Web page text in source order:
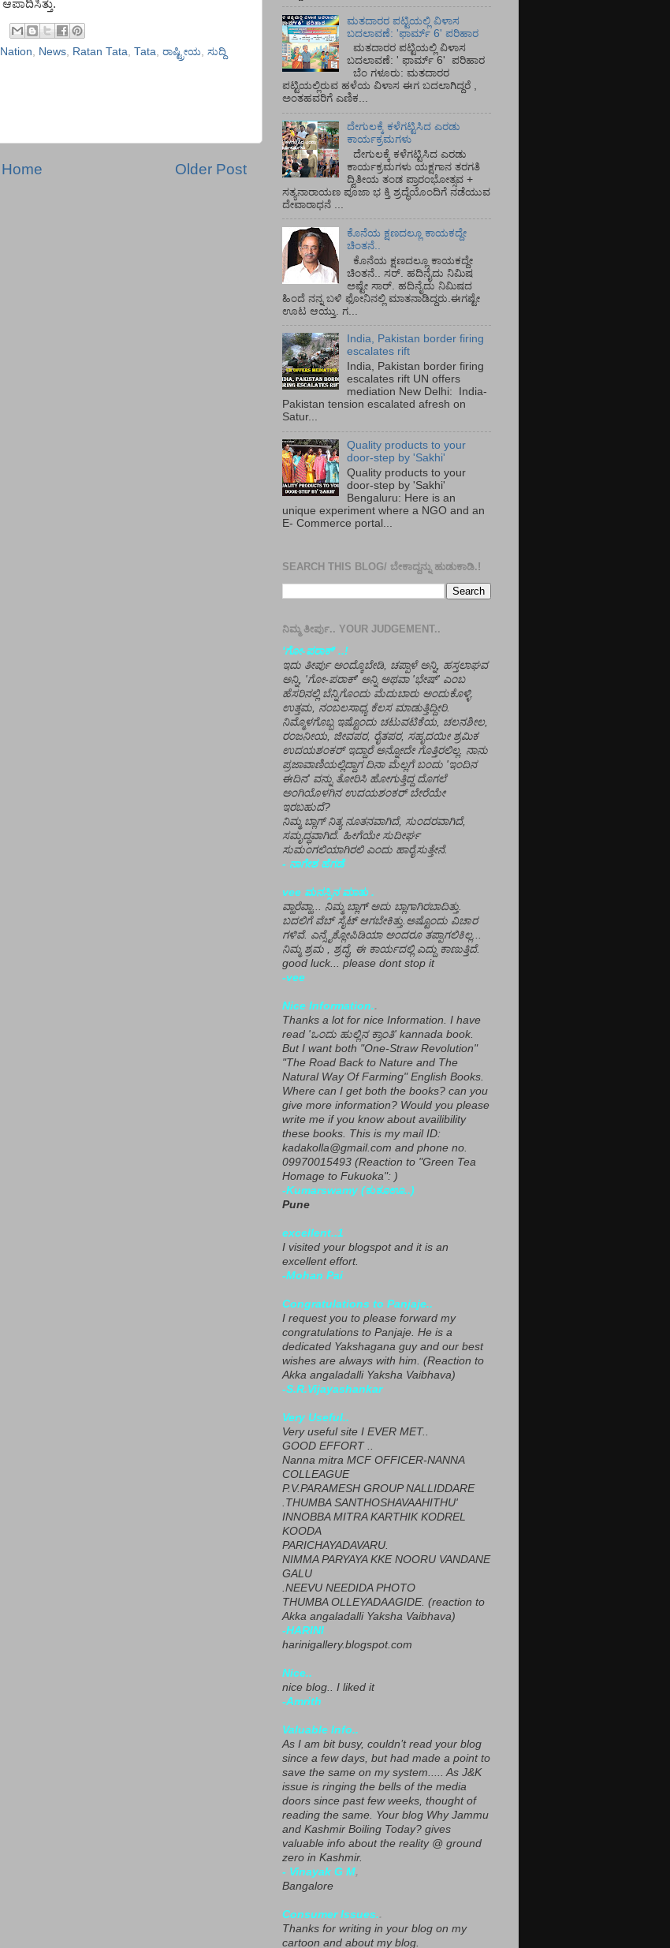
ಆಪಾದಿಸಿತ್ತು.
Nation News Ratan Tata Tata ರಾಷ್ಟ್ರೀಯ ಸುದ್ದಿ
Older Post
Home
ಮತದಾರರ ಪಟ್ಟಿಯಲ್ಲಿ ವಿಳಾಸ
ಬದಲಾವಣೆ: 'ಫಾರ್ಮ್ 6' ಪರಿಹಾರ
ಮತದಾರರ ಪಟ್ಟಿಯಲ್ಲಿ ವಿಳಾಸ
ಬದಲಾವಣೆ: ' ಫಾರ್ಮ್ 6' ಪರಿಹಾರ
ಬೆಂ ಗಳೂರು: ಮತದಾರರ
ಪಟ್ಟಿಯಲ್ಲಿರುವ ಹಳೆಯ ವಿಳಾಸ ಈಗ ಬದಲಾಗಿದ್ದರೆ ,
ಅಂತಹವರಿಗೆ ಎಣಿಕ...
ದೇಗುಲಕ್ಕೆ ಕಳೆಗಟ್ಟಿಸಿದ ಎರಡು
ಕಾರ್ಯಕ್ರಮಗಳು
ದೇಗುಲಕ್ಕೆ ಕಳೆಗಟ್ಟಿಸಿದ ಎರಡು
ಕಾರ್ಯಕ್ರಮಗಳು ಯಕ್ಷಗಾನ ತರಗತಿ
ದ್ವಿತೀಯ ತಂಡ ಪ್ರಾರಂಭೋತ್ಸವ +
ಸತ್ಯನಾರಾಯಣ ಪೂಜಾ ಭ ಕ್ತಿ ಶ್ರದ್ಧೆಯೊಂದಿಗೆ ನಡೆಯುವ
ದೇವಾರಾಧನೆ ...
ಕೊನೆಯ ಕ್ಷಣದಲ್ಲೂ ಕಾಯಕದ್ದೇ
ಚಿಂತನೆ..
ಕೊನೆಯ ಕ್ಷಣದಲ್ಲೂ ಕಾಯಕದ್ದೇ
ಚಿಂತನೆ.. ಸರ್.‌ ಹದಿನೈದು ನಿಮಿಷ
ಅಷ್ಟೇ ಸಾರ್.‌ ಹದಿನೈದು ನಿಮಿಷದ
ಹಿಂದೆ ನನ್ನ ಬಳಿ ಫೋನಿನಲ್ಲಿ ಮಾತನಾಡಿದ್ದರು.ಈಗಷ್ಟೇ
ಊಟ ಆಯ್ತು. ಗ...
India, Pakistan border firing
escalates rift
India, Pakistan border firing
escalates rift UN offers
mediation New Delhi: India-
Pakistan tension escalated afresh on
Satur...
Quality products to your
door-step by 'Sakhi'
Quality products to your
door-step by 'Sakhi'
Bengaluru: Here is an
unique experiment where a NGO and an
E- Commerce portal...
SEARCH THIS BLOG/ ಬೇಕಾದ್ದನ್ನು ಹುಡುಕಾಡಿ.!
ನಿಮ್ಮ ತೀರ್ಪು.. YOUR JUDGEMENT..
'ಗೋ-ಪರಾಕ್' ..!
ಇದು ತೀರ್ಪು ಅಂದ್ಕೊಬೇಡಿ, ಚಪ್ಪಾಳೆ ಅನ್ನಿ, ಹಸ್ತಲಾಘವ
ಅನ್ನಿ, 'ಗೋ-ಪರಾಕ್' ಅನ್ನಿ ಅಥವಾ 'ಭೇಷ್' ಎಂಬ
ಹೆಸರಿನಲ್ಲಿ ಬೆನ್ನಿಗೊಂದು ಮೆದುಬಾರು ಅಂದುಕೊಳ್ಳಿ.
ಉತ್ತಮ, ನಂಬಲಸಾಧ್ಯ ಕೆಲಸ ಮಾಡುತ್ತಿದ್ದೀರಿ.
ನಿಮ್ಮೊಳಗೊಬ್ಬ ಇಷ್ಟೊಂದು ಚಟುವಟಿಕೆಯ, ಚಲನಶೀಲ,
ರಂಜನೀಯ, ಜೀವಪರ, ರೈತಪರ, ಸಹೃದಯೀ ಶ್ರಮಿಕ
ಉದಯಶಂಕರ್ ಇದ್ದಾರೆ ಅನ್ನೋದೇ ಗೊತ್ತಿರಲಿಲ್ಲ. ನಾನು
ಪ್ರಜಾವಾಣಿಯಲ್ಲಿದ್ದಾಗ ದಿನಾ ಮೆಲ್ಲಗೆ ಬಂದು 'ಇಂದಿನ
ಈದಿನ' ವನ್ನು ತೋರಿಸಿ ಹೋಗುತ್ತಿದ್ದ ದೊಗಲೆ
ಅಂಗಿಯೊಳಗಿನ ಉದಯಶಂಕರ್ ಬೇರೆಯೇ
ಇರಬಹುದೆ?
ನಿಮ್ಮ ಬ್ಲಾಗ್ ನಿತ್ಯ ನೂತನವಾಗಿದೆ, ಸುಂದರವಾಗಿದೆ,
ಸಮೃದ್ಧವಾಗಿದೆ. ಹೀಗೆಯೇ ಸುದೀರ್ಘ
ಸುಮಂಗಲಿಯಾಗಿರಲಿ ಎಂದು ಹಾರೈಸುತ್ತೇನೆ.
- ನಾಗೇಶ ಹೆಗಡೆ
vee ಮನಸ್ಸಿನ ಮಾತು .
ವ್ಹಾರೆವ್ಹಾ... ನಿಮ್ಮ ಬ್ಲಾಗ್ ಅದು ಬ್ಲಾಗಾಗಿರಬಾದಿತ್ತು.
ಬದಲಿಗೆ ವೆಬ್ ಸೈಟ್ ಆಗಬೇಕಿತ್ತು.ಅಷ್ಟೊಂದು ವಿಚಾರ
ಗಳಿವೆ. ಎನ್ಸೈಕ್ಲೋಪಿಡಿಯಾ ಅಂದರೂ ತಪ್ಪಾಗಲಿಕಿಲ್ಲ...
ನಿಮ್ಮ ಶ್ರಮ , ಶ್ರದ್ಧೆ, ಈ ಕಾರ್ಯದಲ್ಲಿ ಎದ್ದು ಕಾಣುತ್ತಿದೆ.
good luck... please dont stop it
-vee
Nice Information..
Thanks a lot for nice Information. I have
read 'ಒಂದು ಹುಲ್ಲಿನ ಕ್ರಾಂತಿ' kannada book.
But I want both "One-Straw Revolution"
"The Road Back to Nature and The
Natural Way Of Farming" English Books.
Where can I get both the books? can you
give more information? Would you please
write me if you know about availibility
these books. This is my mail ID:
kadakolla@gmail.com and phone no.
09970015493 (Reaction to "Green Tea
Homage to Fukuoka": )
-Kumarswamy (ಕುಕೂಊ..)
Pune
excellent..1
I visited your blogspot and it is an
excellent effort.
-Mohan Pai
Congratulations to Panjaje..
I request you to please forward my
congratulations to Panjaje. He is a
dedicated Yakshagana guy and our best
wishes are always with him. (Reaction to
Akka angaladalli Yaksha Vaibhava)
-S.R.Vijayashankar
Very Useful..
Very useful site I EVER MET..
GOOD EFFORT ..
Nanna mitra MCF OFFICER-NANNA
COLLEAGUE
P.V.PARAMESH GROUP NALLIDDARE
.THUMBA SANTHOSHAVAAHITHU'
INNOBBA MITRA KARTHIK KODREL
KOODA
PARICHAYADAVARU.
NIMMA PARYAYA KKE NOORU VANDANE
GALU
.NEEVU NEEDIDA PHOTO
THUMBA OLLEYADAAGIDE. (reaction to
Akka angaladalli Yaksha Vaibhava)
-HARINI
harinigallery.blogspot.com
Nice..
nice blog.. I liked it
-Amrith
Valuable Info..
As I am bit busy, couldn’t read your blog
since a few days, but had made a point to
save the same on my system..... As J&K
issue is ringing the bells of the media
doors since past few weeks, thought of
reading the same. Your blog Why Jammu
and Kashmir Boiling Today? gives
valuable info about the reality @ ground
zero in Kashmir.
- Vinayak G M,
Bangalore
Consumer Issues..
Thanks for writing in your blog on my
cartoon and about my blog.